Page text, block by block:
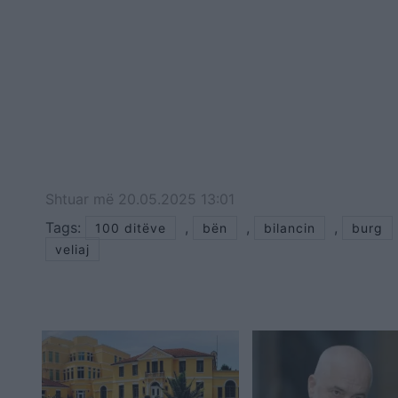
Shtuar më 20.05.2025 13:01
Tags:
100 ditëve , bën , bilancin ,
burg
veliaj